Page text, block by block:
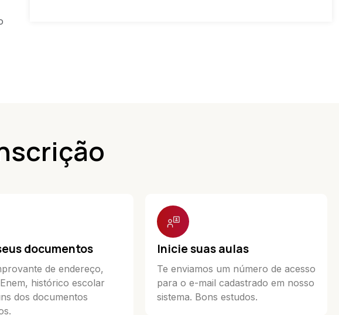
documentos
de endereço,
histórico escolar
dos documentos
Inicie suas aulas
Te enviamos um número de acesso
para o e-mail cadastrado em nosso
sistema. Bons estudos.